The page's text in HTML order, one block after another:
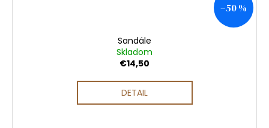
–50 %
Sandále
Skladom
€14,50
DETAIL